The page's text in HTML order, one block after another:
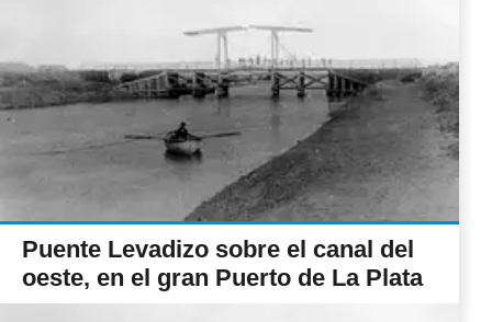
Puente Levadizo sobre el canal del
oeste, en el gran Puerto de La Plata